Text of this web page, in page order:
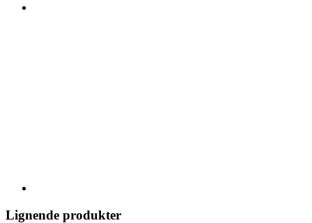
Lignende produkter